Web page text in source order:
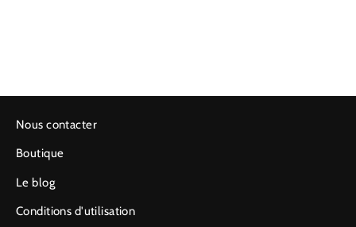
Nous contacter
Boutique
Le blog
Conditions d'utilisation